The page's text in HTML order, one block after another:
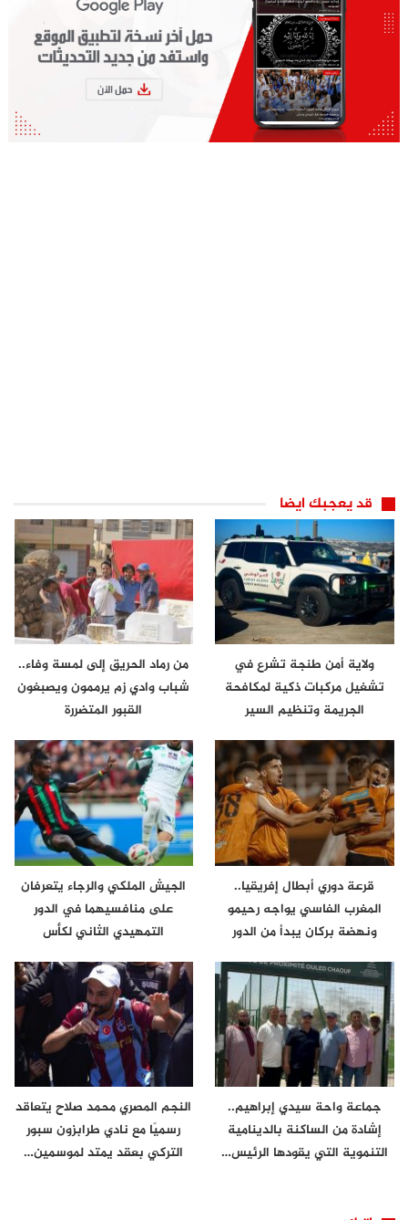
قد يعجبك ايضا
ولاية أمن طنجة تشرع في
تشغيل مركبات ذكية لمكافحة
الجريمة وتنظيم السير
من رماد الحريق إلى لمسة وفاء..
شباب وادي زم يرممون ويصبغون
القبور المتضررة
قرعة دوري أبطال إفريقيا..
المغرب الفاسي يواجه رحيمو
ونهضة بركان يبدأ من الدور
الجيش الملكي والرجاء يتعرفان
على منافسيهما في الدور
التمهيدي الثاني لكأس
جماعة واحة سيدي إبراهيم..
إشادة من الساكنة بالدينامية
التنموية التي يقودها الرئيس…
النجم المصري محمد صلاح يتعاقد
رسميًا مع نادي طرابزون سبور
التركي بعقد يمتد لموسمين…